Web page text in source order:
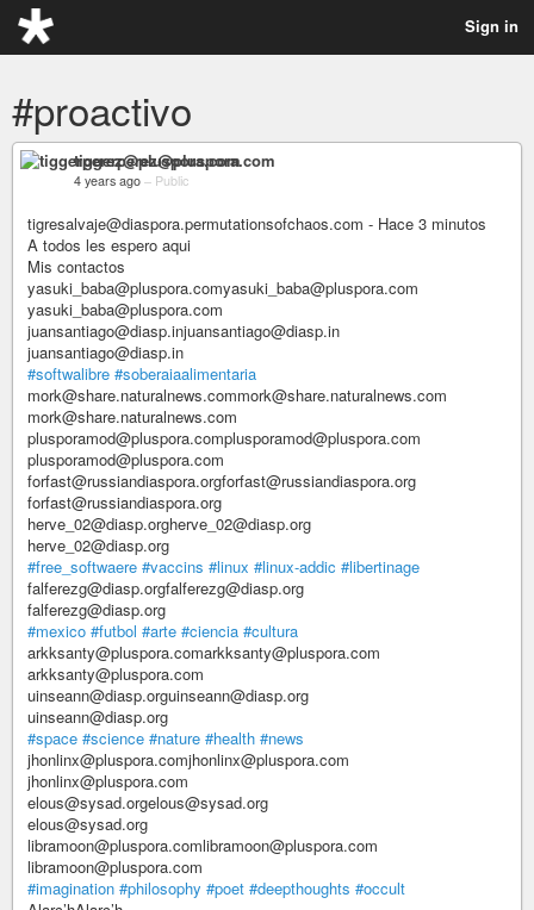
Sign in
#proactivo
tiggerperez@pluspora.com
4 years ago – Public
tigresalvaje@diaspora.permutationsofchaos.com - Hace 3 minutos
A todos les espero aqui
Mis contactos
yasuki_baba@pluspora.comyasuki_baba@pluspora.com
yasuki_baba@pluspora.com
juansantiago@diasp.injuansantiago@diasp.in
juansantiago@diasp.in
#softwalibre #soberaiaalimentaria
mork@share.naturalnews.commork@share.naturalnews.com
mork@share.naturalnews.com
plusporamod@pluspora.complusporamod@pluspora.com
plusporamod@pluspora.com
forfast@russiandiaspora.orgforfast@russiandiaspora.org
forfast@russiandiaspora.org
herve_02@diasp.orgherve_02@diasp.org
herve_02@diasp.org
#free_softwaere #vaccins #linux #linux-addic #libertinage
falferezg@diasp.orgfalferezg@diasp.org
falferezg@diasp.org
#mexico #futbol #arte #ciencia #cultura
arkksanty@pluspora.comarkksanty@pluspora.com
arkksanty@pluspora.com
uinseann@diasp.orguinseann@diasp.org
uinseann@diasp.org
#space #science #nature #health #news
jhonlinx@pluspora.comjhonlinx@pluspora.com
jhonlinx@pluspora.com
elous@sysad.orgelous@sysad.org
elous@sysad.org
libramoon@pluspora.comlibramoon@pluspora.com
libramoon@pluspora.com
#imagination #philosophy #poet #deepthoughts #occult